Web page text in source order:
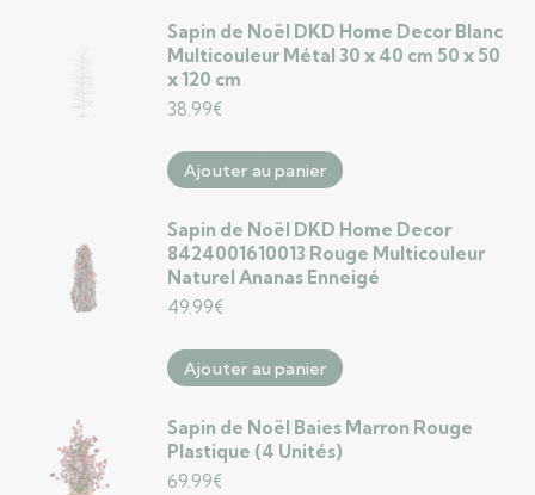
Sapin de Noël DKD Home Decor Blanc
Multicouleur Métal 30 x 40 cm 50 x 50
x 120 cm
38.99€
Ajouter au panier
Sapin de Noël DKD Home Decor
8424001610013 Rouge Multicouleur
Naturel Ananas Enneigé
49.99€
Ajouter au panier
Sapin de Noël Baies Marron Rouge
Plastique (4 Unités)
69.99€